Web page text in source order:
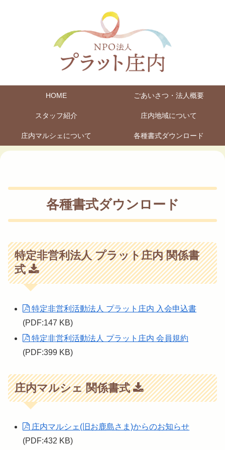
HOME ごあいさつ・法人概要
スタッフ紹介 庄内地域について
庄内マルシェについて 各種書式ダウンロード
各種書式ダウンロード
特定非営利法人 プラット庄内 関係書
式
特定非営利活動法人 プラット庄内 入会申込書
(PDF:147 KB)
特定非営利活動法人 プラット庄内 会員規約
(PDF:399 KB)
庄内マルシェ 関係書式
庄内マルシェ(旧お鹿島さま)からのお知らせ
(PDF:432 KB)